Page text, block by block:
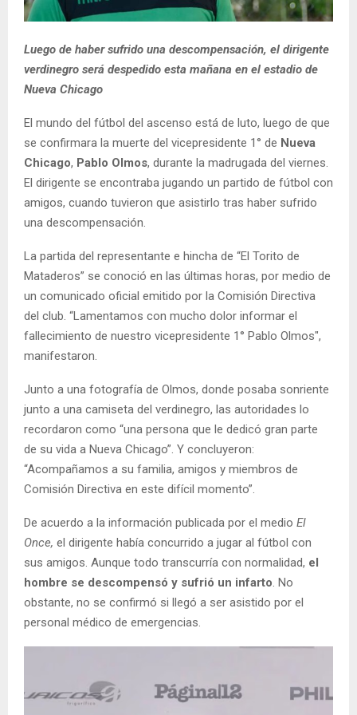
Luego de haber sufrido una descompensación, el dirigente
verdinegro será despedido esta mañana en el estadio de
Nueva Chicago
El mundo del fútbol del ascenso está de luto, luego de que
se confirmara la muerte del vicepresidente 1° de Nueva
Chicago, Pablo Olmos, durante la madrugada del viernes.
El dirigente se encontraba jugando un partido de fútbol con
amigos, cuando tuvieron que asistirlo tras haber sufrido
una descompensación.
La partida del representante e hincha de “El Torito de
Mataderos” se conoció en las últimas horas, por medio de
un comunicado oficial emitido por la Comisión Directiva
del club. “Lamentamos con mucho dolor informar el
fallecimiento de nuestro vicepresidente 1° Pablo Olmos",
manifestaron.
Junto a una fotografía de Olmos, donde posaba sonriente
junto a una camiseta del verdinegro, las autoridades lo
recordaron como “una persona que le dedicó gran parte
de su vida a Nueva Chicago”. Y concluyeron:
“Acompañamos a su familia, amigos y miembros de
Comisión Directiva en este difícil momento”.
De acuerdo a la información publicada por el medio El
Once, el dirigente había concurrido a jugar al fútbol con
sus amigos. Aunque todo transcurría con normalidad, el
hombre se descompensó y sufrió un infarto. No
obstante, no se confirmó si llegó a ser asistido por el
personal médico de emergencias.